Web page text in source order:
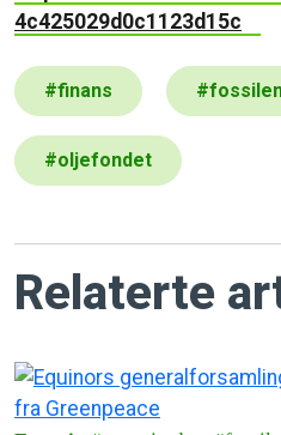
4c425029d0c1123d15c
#finans #
#oljefondet
Relaterte